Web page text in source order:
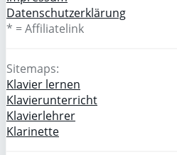
Datenschutzerklärung
* = Affiliatelink
Sitemaps:
Klavier lernen
Klavierunterricht
Klavierlehrer
Klarinette